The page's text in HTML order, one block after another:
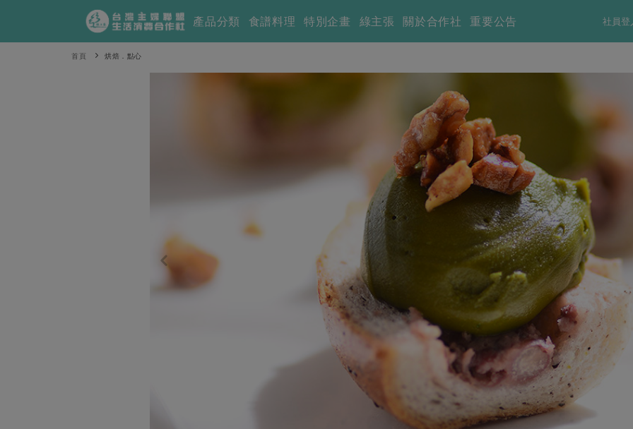
社員登
產品分類 食譜料理 特別企畫 綠主張 關於合作社 重要公告
首頁 烘焙．點心